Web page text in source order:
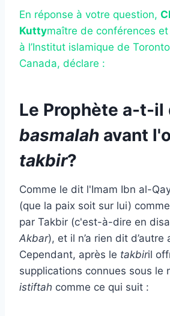
En réponse à votre question,
Kuttymaître de conférences
à l’Institut islamique de
Canada, déclare :
Le Prophète a-t-il
basmalah avant
takbir?
Comme le dit l'Imam Ibn al-
(que la paix soit sur lui)
par Takbir (c'est-à-dire en
Akbar), et il n’a rien dit d’autre
Cependant, après le takbiril
supplications connues sous le
istiftah comme ce qui suit :